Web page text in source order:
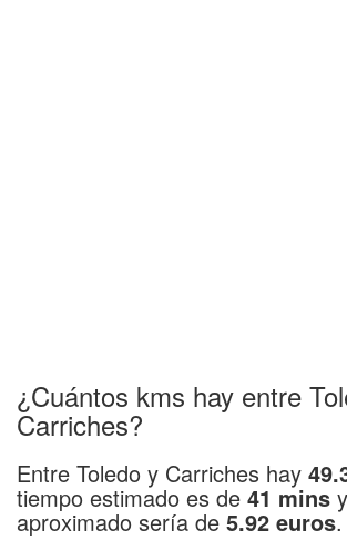
¿Cuántos kms hay entre
Carriches?
Entre Toledo y Carriches hay
tiempo estimado es de 41 mins
aproximado sería de 5.92 euros.